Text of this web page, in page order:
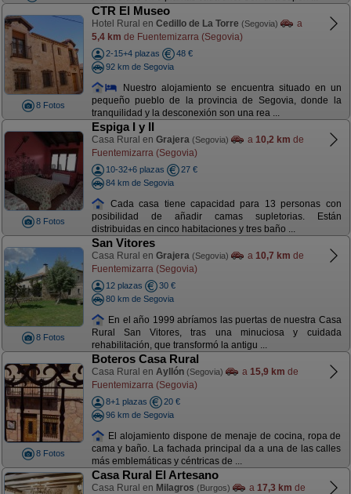
8 Fotos
CTR El Museo
Hotel Rural en Cedillo de La Torre (Segovia)
a
5,4 km de Fuentemizarra (Segovia)
2-15+4 plazas
48 €
92 km de Segovia
Nuestro alojamiento se encuentra situado en un
pequeño pueblo de la provincia de Segovia, donde la
tranquilidad y la desconexión son una rea ...
8 Fotos
Espiga I y II
Casa Rural en Grajera (Segovia) a 10,2 km de
Fuentemizarra (Segovia)
10-32+6 plazas
27 €
84 km de Segovia
Cada casa tiene capacidad para 13 personas con
posibilidad de añadir camas supletorias. Están
distribuidas en cinco habitaciones y tres baño ...
8 Fotos
San Vitores
Casa Rural en Grajera (Segovia) a 10,7 km de
Fuentemizarra (Segovia)
12 plazas
30 €
80 km de Segovia
En el año 1999 abríamos las puertas de nuestra Casa
Rural San Vitores, tras una minuciosa y cuidada
rehabilitación, que transformó la antigu ...
8 Fotos
Boteros Casa Rural
Casa Rural en Ayllón (Segovia) a 15,9 km de
Fuentemizarra (Segovia)
8+1 plazas
20 €
96 km de Segovia
El alojamiento dispone de menaje de cocina, ropa de
cama y baño. La fachada principal da a una de las calles
más emblemáticas y céntricas de ...
Casa Rural El Artesano
Casa Rural en Milagros (Burgos) a 17,3 km de